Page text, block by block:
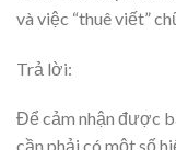
và việc “thuê viết”
Trả lời:
Để cảm nhận được
cần phải có một số